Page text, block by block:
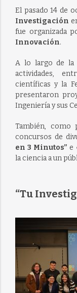
El pasado 14 de
Investigación
fue organizada
Innovación.
A lo largo de la
actividades,
científicas y la
presentaron
Ingeniería y sus
También, como
concursos de
en 3 Minutos” e
la ciencia a un
“Tu